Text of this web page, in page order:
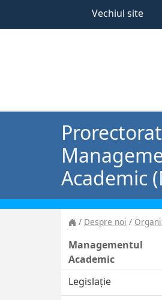
Vechiul site
Academic
Despre noi
Managementul
Academic
Legislație